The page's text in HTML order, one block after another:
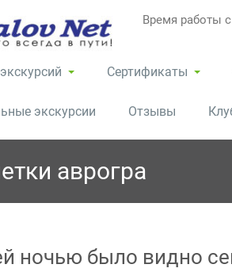
Время работы
Сертификаты
экскурсии Отзывы
аврогра
ночью было видно